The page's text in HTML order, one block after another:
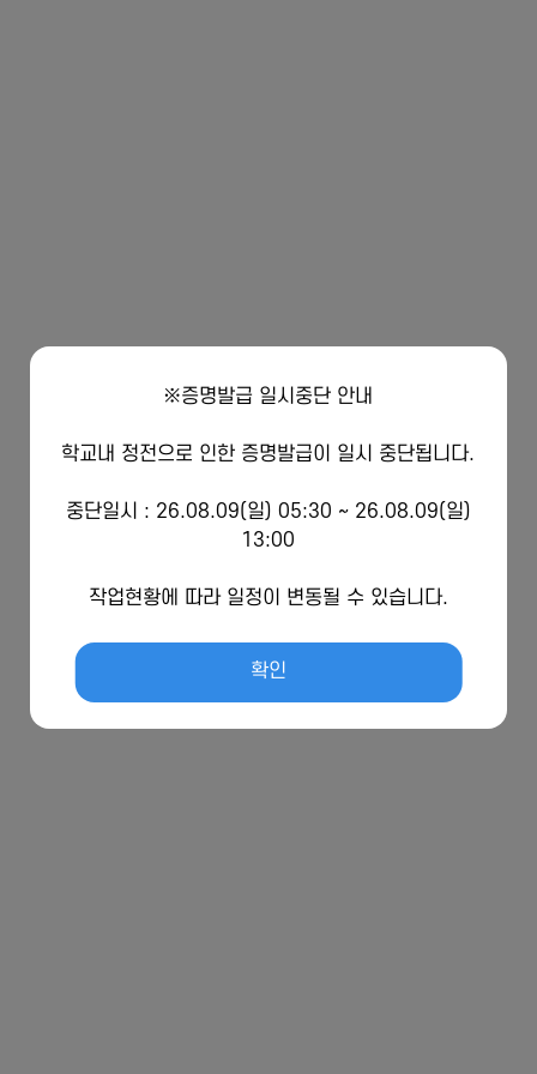
※증명발급 일시중단 안내
학교내 정전으로 인한 증명발급이 일시 중단됩니다.
중단일시 : 26.08.09(일) 05:30 ~ 26.08.09(일)
13:00
작업현황에 따라 일정이 변동될 수 있습니다.
확인